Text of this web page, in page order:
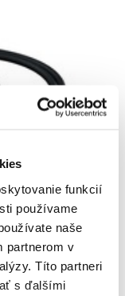
funkcií
používame
naše
partnerom v
Títo partneri
s ďalšími
do betónu